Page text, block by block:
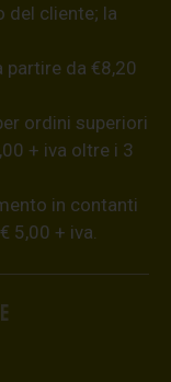
del cliente; la
partire da €8,20
ordini superiori
+ iva oltre i 3
in contanti
5,00 + iva.